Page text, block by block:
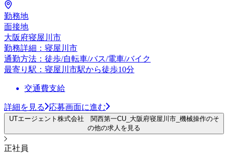
勤務地
面接地
大阪府寝屋川市
勤務詳細：寝屋川市
通勤方法：徒歩/自転車/バス/電車/バイク
最寄り駅：寝屋川市駅から徒歩10分
交通費支給
詳細を見る 応募画面に進む
UTエージェント株式会社 関西第一CU_大阪府寝屋川市_機械操作のそ
の他の求人を見る
正社員